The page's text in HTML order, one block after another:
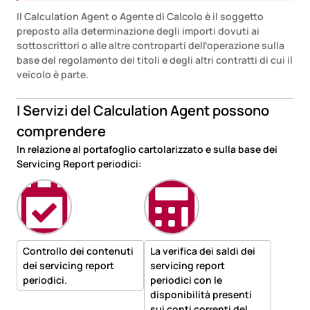
Il Calculation Agent o Agente di Calcolo è il soggetto
preposto alla determinazione degli importi dovuti ai
sottoscrittori o alle altre controparti dell’operazione sulla
base del regolamento dei titoli e degli altri contratti di cui il
veicolo è parte.
I Servizi del Calculation Agent possono
comprendere
In relazione al portafoglio cartolarizzato e sulla base dei
Servicing Report periodici:
Controllo dei contenuti
dei servicing report
periodici.
La verifica dei saldi dei
servicing report
periodici con le
disponibilità presenti